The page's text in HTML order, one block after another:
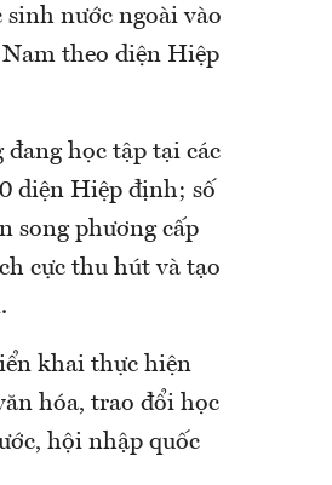
nước ngoài vào
Nam theo diện Hiệp
học tập tại các
diện Hiệp định; số
song phương cấp
cực thu hút và tạo
khai thực hiện
hóa, trao đổi học
hội nhập quốc